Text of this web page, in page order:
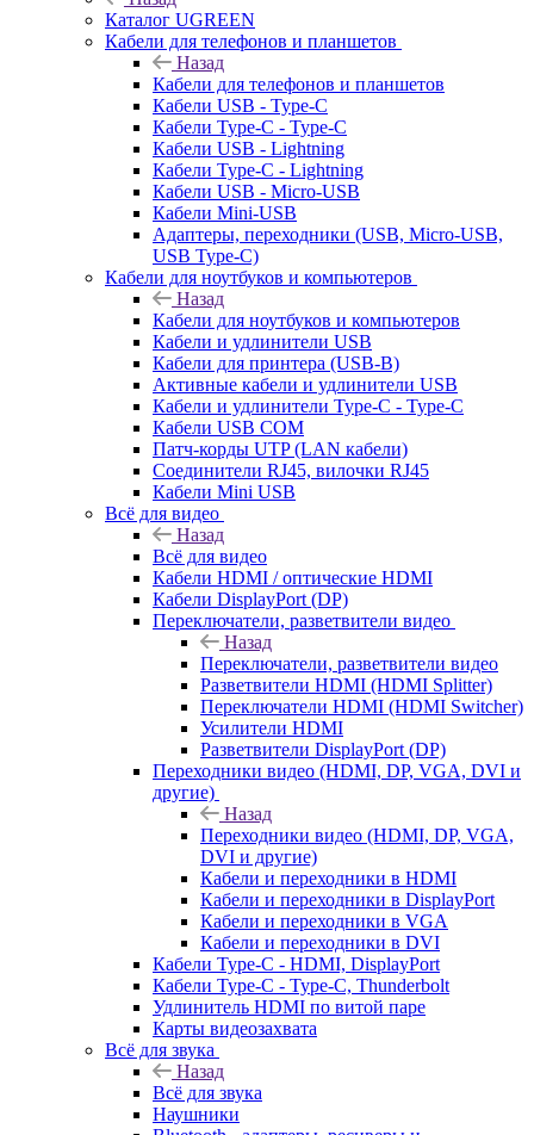
Каталог UGREEN
Кабели для телефонов и планшетов
Назад
Кабели для телефонов и планшетов
Кабели USB - Type-C
Кабели Type-C - Type-C
Кабели USB - Lightning
Кабели Type-C - Lightning
Кабели USB - Micro-USB
Кабели Mini-USB
Адаптеры, переходники (USB, Micro-USB,
USB Type-C)
Кабели для ноутбуков и компьютеров
Назад
Кабели для ноутбуков и компьютеров
Кабели и удлинители USB
Кабели для принтера (USB-B)
Активные кабели и удлинители USB
Кабели и удлинители Type-C - Type-C
Кабели USB COM
Патч-корды UTP (LAN кабели)
Соединители RJ45, вилочки RJ45
Кабели Mini USB
Всё для видео
Назад
Всё для видео
Кабели HDMI / оптические HDMI
Кабели DisplayPort (DP)
Переключатели, разветвители видео
Назад
Переключатели, разветвители видео
Разветвители HDMI (HDMI Splitter)
Переключатели HDMI (HDMI Switcher)
Усилители HDMI
Разветвители DisplayPort (DP)
Переходники видео (HDMI, DP, VGA, DVI и
другие)
Назад
Переходники видео (HDMI, DP, VGA,
DVI и другие)
Кабели и переходники в HDMI
Кабели и переходники в DisplayPort
Кабели и переходники в VGA
Кабели и переходники в DVI
Кабели Type-C - HDMI, DisplayPort
Кабели Type-C - Type-C, Thunderbolt
Удлинитель HDMI по витой паре
Карты видеозахвата
Всё для звука
Назад
Всё для звука
Наушники